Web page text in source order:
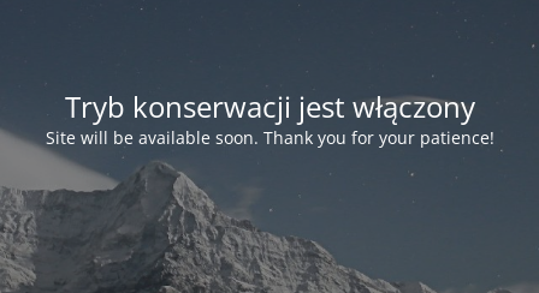
Tryb konserwacji jest włączony
Site will be available soon. Thank you for your patience!